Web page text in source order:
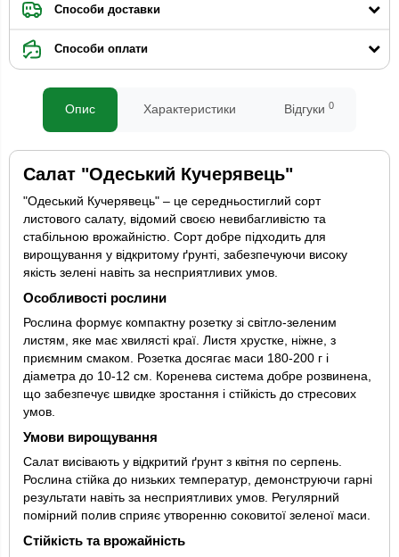
Способи доставки
Способи оплати
Опис Характеристики Відгуки 0
Салат "Одеський Кучерявець"
"Одеський Кучерявець" – це середньостиглий сорт
листового салату, відомий своєю невибагливістю та
стабільною врожайністю. Сорт добре підходить для
вирощування у відкритому ґрунті, забезпечуючи високу
якість зелені навіть за несприятливих умов.
Особливості рослини
Рослина формує компактну розетку зі світло-зеленим
листям, яке має хвилясті краї. Листя хрустке, ніжне, з
приємним смаком. Розетка досягає маси 180-200 г і
діаметра до 10-12 см. Коренева система добре розвинена,
що забезпечує швидке зростання і стійкість до стресових
умов.
Умови вирощування
Салат висівають у відкритий ґрунт з квітня по серпень.
Рослина стійка до низьких температур, демонструючи гарні
результати навіть за несприятливих умов. Регулярний
помірний полив сприяє утворенню соковитої зеленої маси.
Стійкість та врожайність